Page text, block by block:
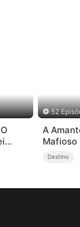
52
A
Mafioso
Destino